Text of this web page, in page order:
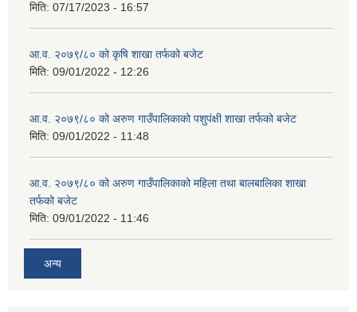
मिति: 07/17/2023 - 16:57
आ.व. २०७९/८० को कृषि शाखा तर्फको बजेट
मिति: 09/01/2022 - 12:26
आ.व. २०७९/८० को अरुण गाउँपालिकाको पशुपंक्षी शाखा तर्फको बजेट
मिति: 09/01/2022 - 11:48
आ.व. २०७९/८० को अरुण गाउँपालिकाको महिला तथा बालबालिका शाखा
तर्फको बजेट
मिति: 09/01/2022 - 11:46
अन्य